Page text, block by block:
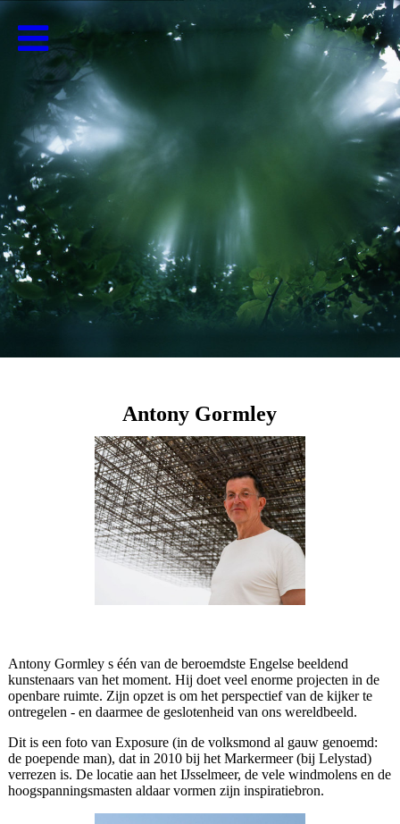
Antony Gormley
Antony Gormley s één van de beroemdste Engelse beeldend
kunstenaars van het moment. Hij doet veel enorme projecten in de
openbare ruimte. Zijn opzet is om het perspectief van de kijker te
ontregelen - en daarmee de geslotenheid van ons wereldbeeld.
Dit is een foto van Exposure (in de volksmond al gauw genoemd:
de poepende man), dat in 2010 bij het Markermeer (bij Lelystad)
verrezen is. De locatie aan het IJsselmeer, de vele windmolens en de
hoogspanningsmasten aldaar vormen zijn inspiratiebron.